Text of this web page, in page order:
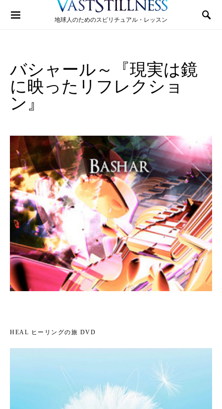
地球人のためのスピリチュアル・レッスン
Search for:
バシャール～『現実は鏡
に映ったリフレクショ
ン』
HEAL ヒーリングの旅 DVD